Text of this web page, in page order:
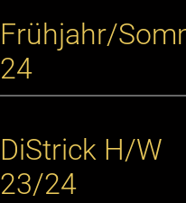
Frühjahr/
24
DiStrick H/W
23/24